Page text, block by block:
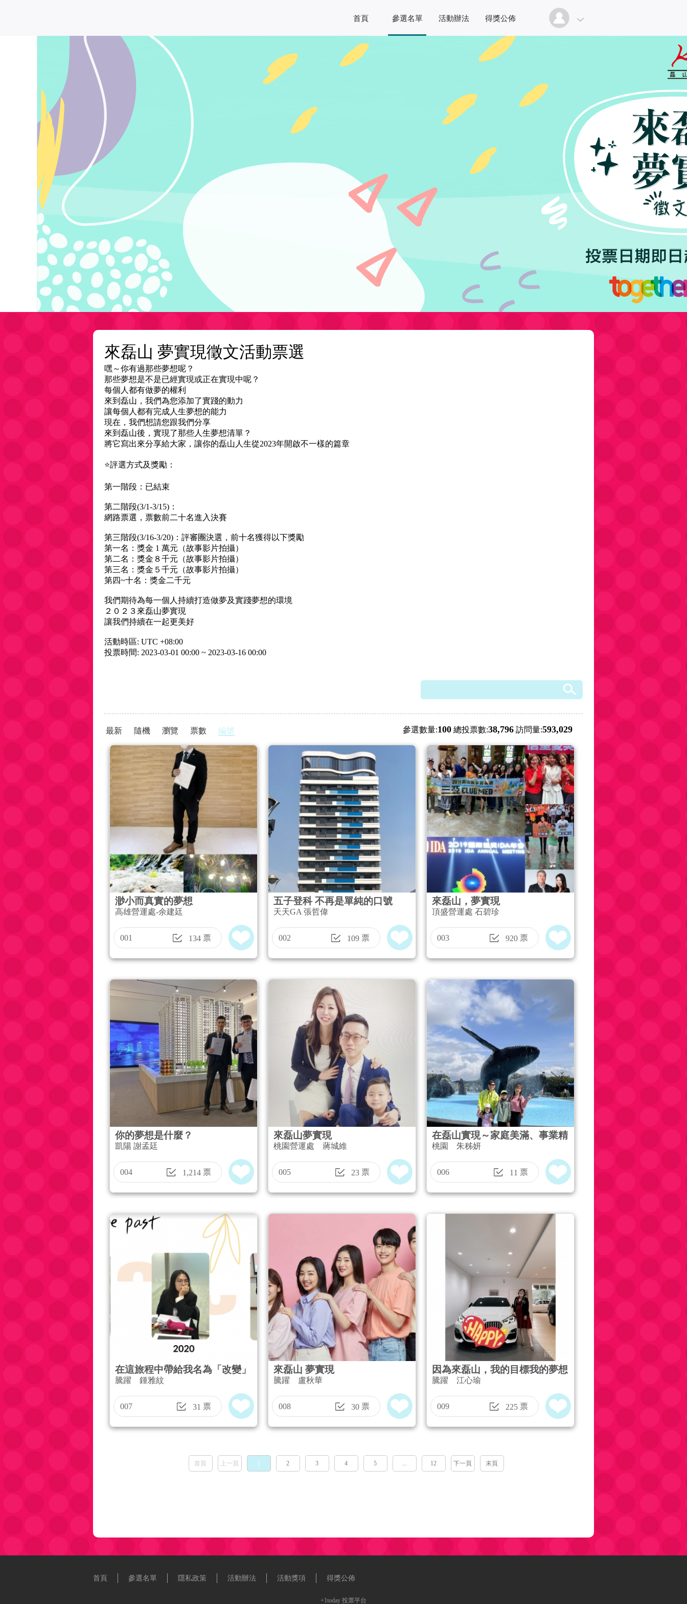
首頁 參選名單 活動辦法 得獎公佈
來磊山 夢實現徵文活動票選
嘿～你有過那些夢想呢？
那些夢想是不是已經實現或正在實現中呢？
每個人都有做夢的權利
來到磊山，我們為您添加了實踐的動力
讓每個人都有完成人生夢想的能力
現在，我們想請您跟我們分享
來到磊山後，實現了那些人生夢想清單？
將它寫出來分享給大家，讓你的磊山人生從2023年開啟不一樣的篇章
⭐️評選方式及獎勵：
第一階段：已結束
第二階段(3/1-3/15)：
網路票選，票數前二十名進入決賽
第三階段(3/16-3/20)：評審團決選，前十名獲得以下獎勵
第一名：獎金 1 萬元（故事影片拍攝）
第二名：獎金８千元（故事影片拍攝）
第三名：獎金５千元（故事影片拍攝）
第四~十名：獎金二千元
我們期待為每一個人持續打造做夢及實踐夢想的環境
２０２３來磊山夢實現
讓我們持續在一起更美好
活動時區: UTC +08:00
投票時間: 2023-03-01 00:00 ~ 2023-03-16 00:00
最新 隨機 瀏覽 票數 編號 參選數量:100 總投票數:38,796 訪問量:593,029
渺小而真實的夢想
高雄營運處-余建廷
001 134票
五子登科 不再是單純的口號
天天GA 張哲偉
002 109票
來磊山，夢實現
頂盛營運處 石碧珍
003 920票
你的夢想是什麼？
凱陽 謝孟廷
004 1,214票
來磊山夢實現
桃園營運處 蔣城維
005 23票
在磊山實現～家庭美滿、事業精
進、良師益友、身體健康的目標
和夢想
桃園 朱秭妍
006 11 票
在這旅程中帶給我名為「改變」
的禮物
騰躍 鍾雅紋
007 31 票
來磊山 夢實現
騰躍 盧秋華
008 30票
因為來磊山，我的目標我的夢想
都實現了！
騰躍 江心瑜
009 225票
首頁 上一頁 1 2 3 4 5 ... 12 下一頁 末頁
首頁 參選名單 隱私政策 活動辦法 活動獎項 得獎公佈
+1today 投票平台